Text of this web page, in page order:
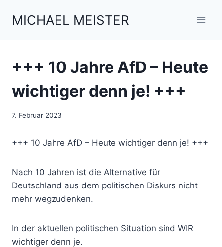
InhaltMICHAEL MEISTER
+++ 10 Jahre AfD – Heute
wichtiger denn je! +++
7. Februar 2023
+++ 10 Jahre AfD – Heute wichtiger denn je! +++
Nach 10 Jahren ist die Alternative für
Deutschland aus dem politischen Diskurs nicht
mehr wegzudenken.
In der aktuellen politischen Situation sind WIR
wichtiger denn je.